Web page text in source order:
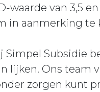
waarde van 3,5
in aanmerking te
Simpel Subsidie
lijken. Ons team
zorgen kunt